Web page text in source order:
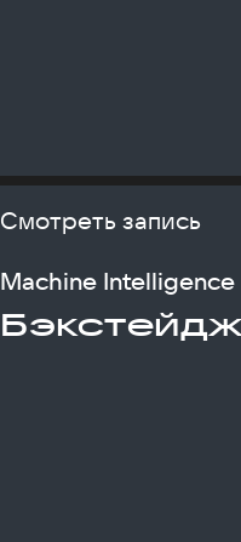
Смотреть запись
Machine Intelligence
Бэкстейдж